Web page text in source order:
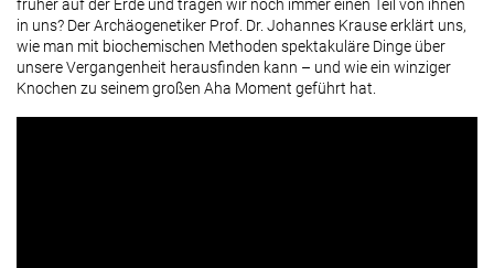
früher auf der Erde und tragen wir noch immer einen Teil von ihnen
in uns? Der Archäogenetiker Prof. Dr. Johannes Krause erklärt uns,
wie man mit biochemischen Methoden spektakuläre Dinge über
unsere Vergangenheit herausfinden kann – und wie ein winziger
Knochen zu seinem großen Aha Moment geführt hat.